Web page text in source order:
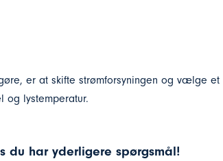
er at skifte strømforsyningen og vælge et
lystemperatur.
du har yderligere spørgsmål!